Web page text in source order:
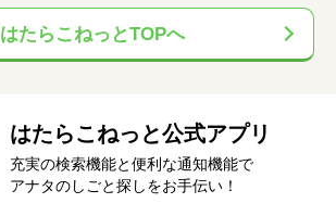
はたらこねっとTOPへ
はたらこねっと公式アプリ
充実の検索機能と便利な通知機能で
アナタのしごと探しをお手伝い！